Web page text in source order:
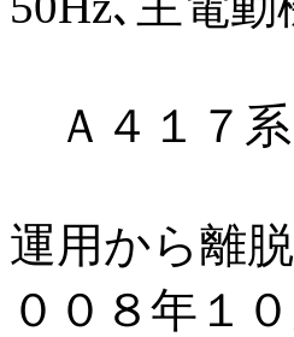
Ａ４１７系
運用から離
００８年１